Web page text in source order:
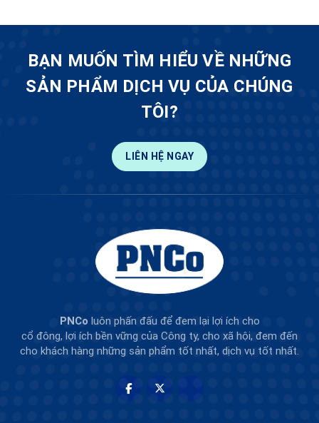
BẠN MUỐN TÌM HIỂU VỀ NHỮNG
SẢN PHẨM DỊCH VỤ CỦA CHÚNG
TÔI?
LIÊN HỆ NGAY
PNCo luôn phấn đấu để đem lại lợi ích cho
cổ đông, lợi ích bền vững của Công ty, cho xã hội, đem đến
cho khách hàng những sản phẩm tốt nhất, dịch vụ tốt nhất.